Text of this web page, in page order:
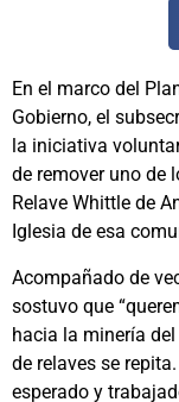
En el marco del
Gobierno, el
la iniciativa
de remover uno de
Relave Whittle de
Iglesia de esa
Acompañado de
sostuvo que
hacia la minería
de relaves se
esperado y